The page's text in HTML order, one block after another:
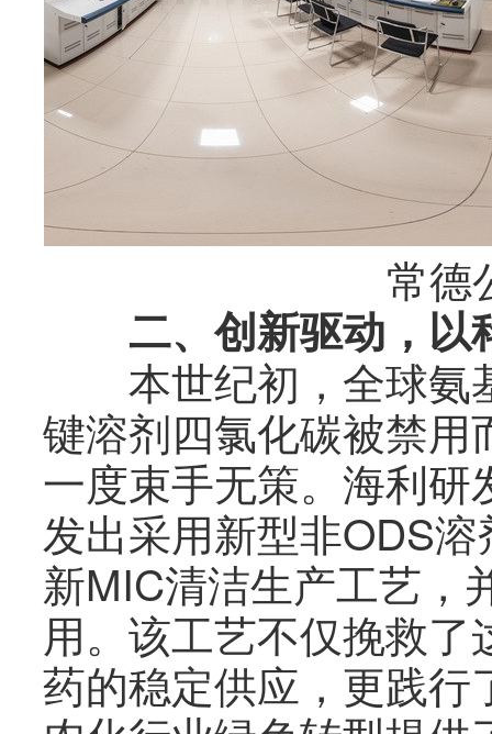
常德
二、创新驱动，以
本世纪初，全球氨
键溶剂四氯化碳被禁
一度束手无策。海利
发出采用新型非ODS
新MIC清洁生产工艺，
用。该工艺不仅挽救
药的稳定供应，更践